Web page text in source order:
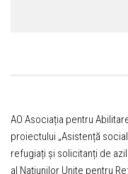
AO Asociația pentru
proiectului „Asistență
refugiați și solicitanți de
al Națiunilor Unite pentru